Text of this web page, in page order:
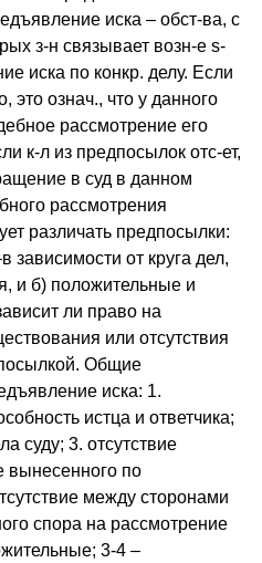
иска – обст-ва, с
з-н связывает возн-е s-
иска по конкр. делу. Если
это означ., что у данного
рассмотрение его
к-л из предпосылок отс-ет,
в суд в данном
рассмотрения
различать предпосылки:
от круга дел,
и б) положительные и
ли право на
или отсутствия
Общие
иска: 1.
истца и ответчика;
суду; 3. отсутствие
вынесенного по
между сторонами
спора на рассмотрение
3-4 –